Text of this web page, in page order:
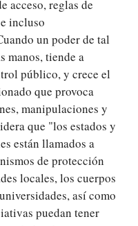
acceso, reglas de
incluso
un poder de tal
manos, tiende a
público, y crece el
que provoca
manipulaciones y
que "los estados y
están llamados a
de protección
locales, los cuerpos
así como
puedan tener